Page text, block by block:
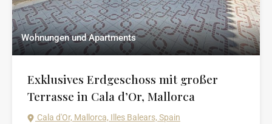
Wohnungen und Apartments
Exklusives Erdgeschoss mit großer
Terrasse in Cala d’Or, Mallorca
Cala d'Or, Mallorca, Illes Balears, Spain